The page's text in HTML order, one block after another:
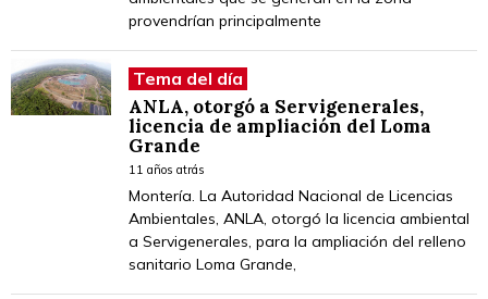
provendrían principalmente
Tema del día
ANLA, otorgó a Servigenerales,
licencia de ampliación del Loma
Grande
11 años atrás
Montería. La Autoridad Nacional de Licencias
Ambientales, ANLA, otorgó la licencia ambiental
a Servigenerales, para la ampliación del relleno
sanitario Loma Grande,